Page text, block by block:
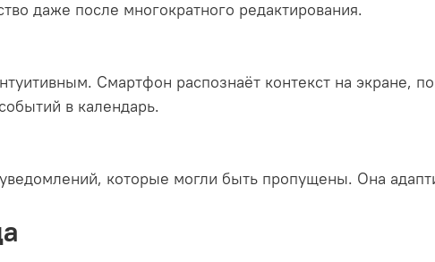
даже после многократного редактирования.
Смартфон распознаёт контекст на экране,
в календарь.
которые могли быть пропущены. Она